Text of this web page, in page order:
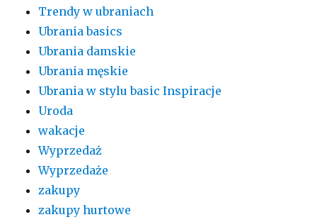
Trendy w ubraniach
Ubrania basics
Ubrania damskie
Ubrania męskie
Ubrania w stylu basic Inspiracje
Uroda
wakacje
Wyprzedaż
Wyprzedaże
zakupy
zakupy hurtowe